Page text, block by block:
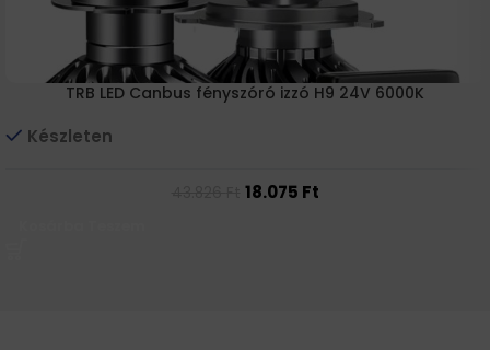
TRB LED Canbus fényszóró izzó H9 24V 6000K
Készleten
18.075 Ft